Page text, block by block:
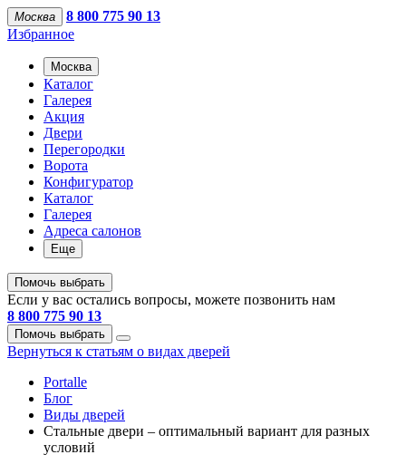
Москва
8 800 775 90 13
Избранное
Москва
Каталог
Галерея
Акция
Двери
Перегородки
Ворота
Конфигуратор
Каталог
Галерея
Адреса салонов
Еще
Помочь выбрать
Если у вас остались вопросы, можете позвонить нам
8 800 775 90 13
Помочь выбрать
Вернуться к статьям о видах дверей
Portalle
Блог
Виды дверей
Стальные двери – оптимальный вариант для разных
условий